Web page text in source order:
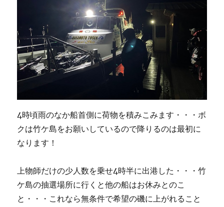
4時頃雨のなか船首側に荷物を積みこみます・・・ボ
クは竹ケ島をお願いしているので降りるのは最初に
なります！
上物師だけの少人数を乗せ4時半に出港した・・・竹
ケ島の抽選場所に行くと他の船はお休みとのこ
と・・・これなら無条件で希望の磯に上がれること